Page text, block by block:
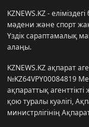
KZNEWS.KZ -
мәдени және спорт
Үздік сараптамалық
алаңы.
KZNEWS.KZ ақпарат
№KZ64VPY00084819
ақпараттық
қою туралы куәлігі,
министрлігінің